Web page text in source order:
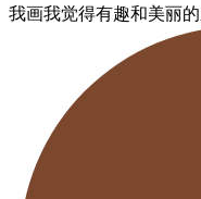
我画​我觉得​有趣​和​美丽的​